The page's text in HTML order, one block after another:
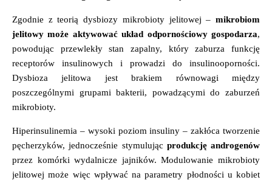
Zgodnie z teorią dysbiozy mikrobioty jelitowej – mikrobiom
jelitowy może aktywować układ odpornościowy gospodarza,
powodując przewlekły stan zapalny, który zaburza funkcję
receptorów insulinowych i prowadzi do insulinooporności.
Dysbioza jelitowa jest brakiem równowagi między
poszczególnymi grupami bakterii, powadzącymi do zaburzeń
mikrobioty.
Hiperinsulinemia – wysoki poziom insuliny – zakłóca tworzenie
pęcherzyków, jednocześnie stymulując produkcję androgenów
przez komórki wydalnicze jajników. Modulowanie mikrobioty
jelitowej może więc wpływać na parametry płodności u kobiet